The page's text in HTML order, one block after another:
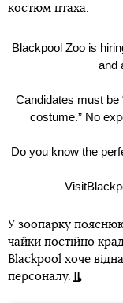
костюм птаха.
Blackpool Zoo is
and
Candidates must be
costume.” No
Do you know the
—
У зоопарку
чайки постійно
Blackpool хоче
персоналу.